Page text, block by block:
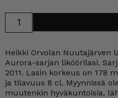
Aurora
määrä
Heikki Orvolan Nuutajärven
Aurora-sarjan liköörilasi.
2011. Lasin korkeus on 178
ja tilavuus 8 cl. Myynnissä
muutenkin hyväkuntoisia,